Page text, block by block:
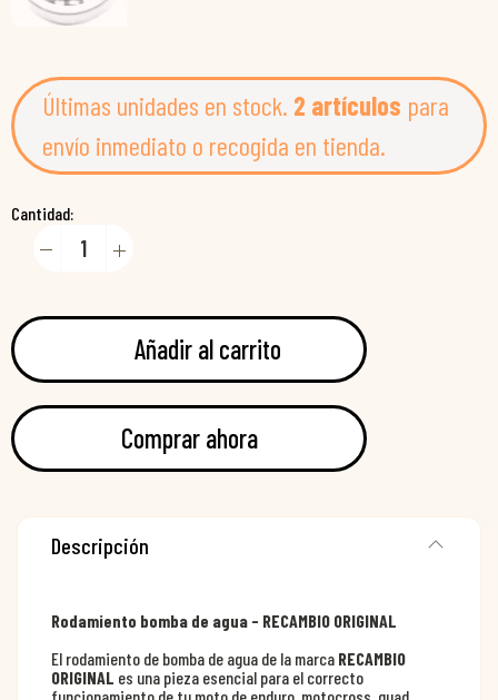
Últimas unidades en stock. 2 artículos para
envío inmediato o recogida en tienda.
Cantidad:
Añadir al carrito
Comprar ahora
Descripción
Rodamiento bomba de agua - RECAMBIO ORIGINAL
El rodamiento de bomba de agua de la marca RECAMBIO
ORIGINAL es una pieza esencial para el correcto